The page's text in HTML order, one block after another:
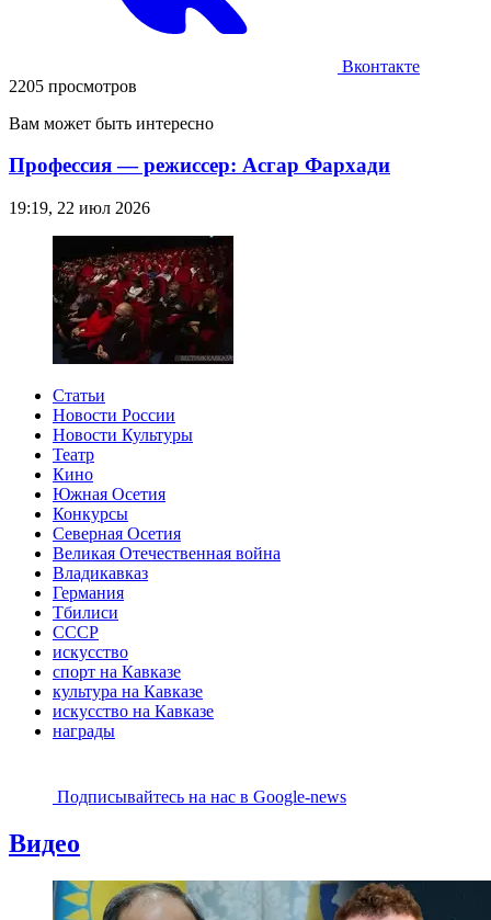
Вконтакте
2205 просмотров
Вам может быть интересно
Профессия — режиссер: Асгар Фархади
19:19, 22 июл 2026
Статьи
Новости России
Новости Культуры
Театр
Кино
Южная Осетия
Конкурсы
Северная Осетия
Великая Отечественная война
Владикавказ
Германия
Тбилиси
СССР
искусство
спорт на Кавказе
культура на Кавказе
искусство на Кавказе
награды
Подписывайтесь на наc в Google-news
Видео